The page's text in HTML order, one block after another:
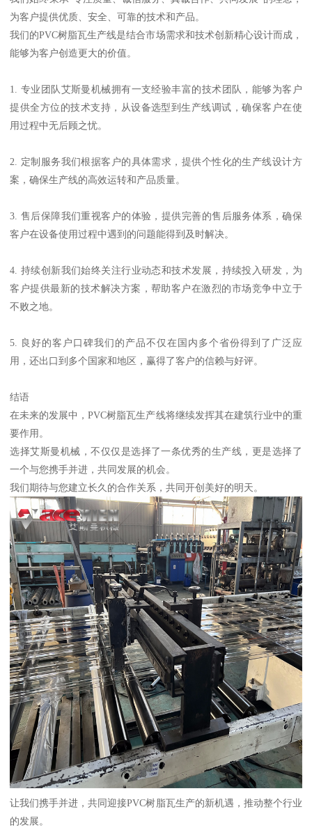
为客户提供优质、安全、可靠的技术和产品。
我们的PVC树脂瓦生产线是结合市场需求和技术创新精心设计而成，
能够为客户创造更大的价值。
1. 专业团队艾斯曼机械拥有一支经验丰富的技术团队，能够为客户
提供全方位的技术支持，从设备选型到生产线调试，确保客户在使
用过程中无后顾之忧。
2. 定制服务我们根据客户的具体需求，提供个性化的生产线设计方
案，确保生产线的高效运转和产品质量。
3. 售后保障我们重视客户的体验，提供完善的售后服务体系，确保
客户在设备使用过程中遇到的问题能得到及时解决。
4. 持续创新我们始终关注行业动态和技术发展，持续投入研发，为
客户提供最新的技术解决方案，帮助客户在激烈的市场竞争中立于
不败之地。
5. 良好的客户口碑我们的产品不仅在国内多个省份得到了广泛应
用，还出口到多个国家和地区，赢得了客户的信赖与好评。
结语
在未来的发展中，PVC树脂瓦生产线将继续发挥其在建筑行业中的重
要作用。
选择艾斯曼机械，不仅仅是选择了一条优秀的生产线，更是选择了
一个与您携手并进，共同发展的机会。
我们期待与您建立长久的合作关系，共同开创美好的明天。
让我们携手并进，共同迎接PVC树脂瓦生产的新机遇，推动整个行业
的发展。